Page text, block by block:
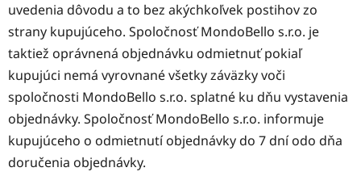
uvedenia dôvodu a to bez akýchkoľvek postihov zo
strany kupujúceho. Spoločnosť MondoBello s.r.o. je
taktiež oprávnená objednávku odmietnuť pokiaľ
kupujúci nemá vyrovnané všetky záväzky voči
spoločnosti MondoBello s.r.o. splatné ku dňu vystavenia
objednávky. Spoločnosť MondoBello s.r.o. informuje
kupujúceho o odmietnutí objednávky do 7 dní odo dňa
doručenia objednávky.